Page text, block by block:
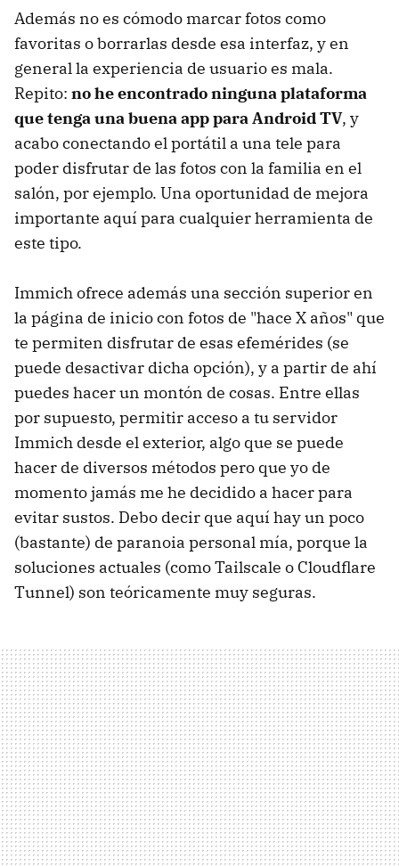
Además no es cómodo marcar fotos como
favoritas o borrarlas desde esa interfaz, y en
general la experiencia de usuario es mala.
Repito: no he encontrado ninguna plataforma
que tenga una buena app para Android TV, y
acabo conectando el portátil a una tele para
poder disfrutar de las fotos con la familia en el
salón, por ejemplo. Una oportunidad de mejora
importante aquí para cualquier herramienta de
este tipo.
Immich ofrece además una sección superior en
la página de inicio con fotos de "hace X años" que
te permiten disfrutar de esas efemérides (se
puede desactivar dicha opción), y a partir de ahí
puedes hacer un montón de cosas. Entre ellas
por supuesto, permitir acceso a tu servidor
Immich desde el exterior, algo que se puede
hacer de diversos métodos pero que yo de
momento jamás me he decidido a hacer para
evitar sustos. Debo decir que aquí hay un poco
(bastante) de paranoia personal mía, porque la
soluciones actuales (como Tailscale o Cloudflare
Tunnel) son teóricamente muy seguras.